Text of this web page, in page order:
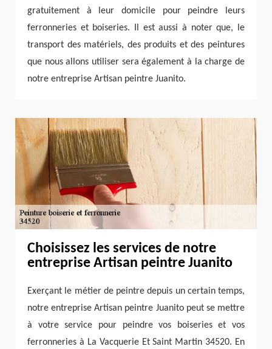
gratuitement à leur domicile pour peindre leurs
ferronneries et boiseries. Il est aussi à noter que, le
transport des matériels, des produits et des peintures
que nous allons utiliser sera également à la charge de
notre entreprise Artisan peintre Juanito.
Choisissez les services de notre
entreprise Artisan peintre Juanito
Exerçant le métier de peintre depuis un certain temps,
notre entreprise Artisan peintre Juanito peut se mettre
à votre service pour peindre vos boiseries et vos
ferronneries à La Vacquerie Et Saint Martin 34520. En